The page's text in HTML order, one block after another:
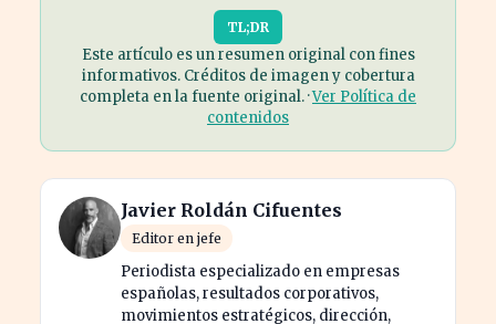
TL;DR
Este artículo es un resumen original con fines
informativos. Créditos de imagen y cobertura
completa en la fuente original. ·Ver Política de
contenidos
Javier Roldán Cifuentes
Editor en jefe
Periodista especializado en empresas
españolas, resultados corporativos,
movimientos estratégicos, dirección,